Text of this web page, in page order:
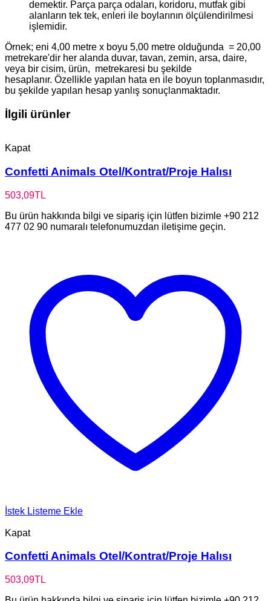
demektir. Parça parça odaları, koridoru, mutfak gibi
alanların tek tek, enleri ile boylarının ölçülendirilmesi
işlemidir.
Örnek; eni 4,00 metre x boyu 5,00 metre olduğunda = 20,00
metrekare'dir her alanda duvar, tavan, zemin, arsa, daire,
veya bir cisim, ürün, metrekaresi bu şekilde
hesaplanır. Özellikle yapılan hata en ile boyun toplanmasıdır,
bu şekilde yapılan hesap yanlış sonuçlanmaktadır.
İlgili ürünler
Kapat
Confetti Animals Otel/Kontrat/Proje Halısı
503,09TL
Bu ürün hakkında bilgi ve sipariş için lütfen bizimle +90 212
477 02 90 numaralı telefonumuzdan iletişime geçin.
İstek Listeme Ekle
Kapat
Confetti Animals Otel/Kontrat/Proje Halısı
503,09TL